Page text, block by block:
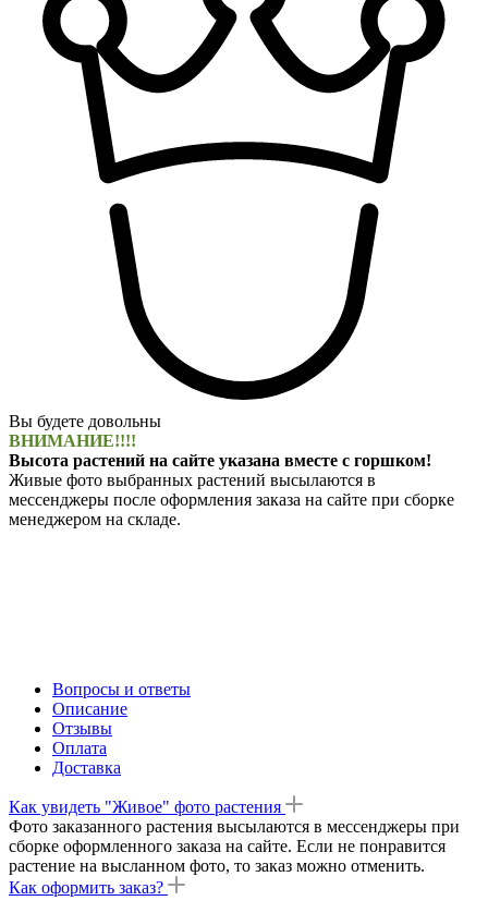
Вы будете довольны
ВНИМАНИЕ!!!!
Высота растений на сайте указана вместе с горшком!
Живые фото выбранных растений высылаются в
мессенджеры после оформления заказа на сайте при сборке
менеджером на складе.
Вопросы и ответы
Описание
Отзывы
Оплата
Доставка
Как увидеть "Живое" фото растения
Фото заказанного растения высылаются в мессенджеры при
сборке оформленного заказа на сайте. Если не понравится
растение на высланном фото, то заказ можно отменить.
Как оформить заказ?